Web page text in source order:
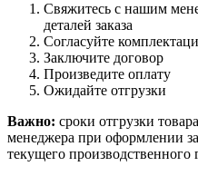
Свяжитесь с нашим
деталей заказа
Согласуйте
Заключите договор
Произведите оплату
Ожидайте отгрузки
Важно: сроки отгрузки
менеджера при оформлении
текущего производственного